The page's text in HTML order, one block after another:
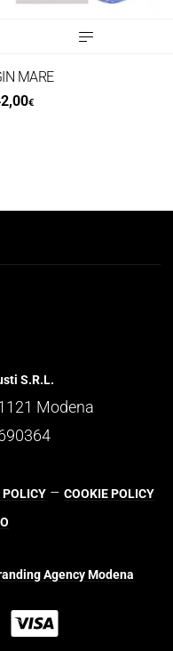
MARE
€
S.R.L.
Modena
POLICY – COOKIE POLICY
Agency Modena